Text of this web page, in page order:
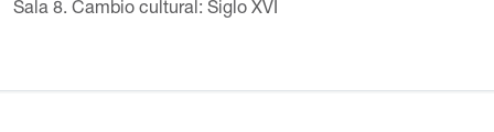
Sala 8. Cambio cultural: Siglo XVI